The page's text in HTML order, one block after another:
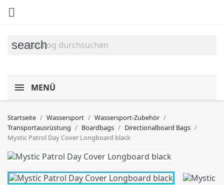

search
MENÜ
Startseite Wassersport
Wassersport-Zubehör
Transportausrüstung
Boardbags
Directionalboard Bags
Mystic Patrol Day Cover Longboard black